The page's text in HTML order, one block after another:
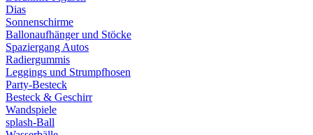
Dias
Sonnenschirme
Ballonaufhänger und Stöcke
Spaziergang Autos
Radiergummis
Leggings und Strumpfhosen
Party-Besteck
Besteck & Geschirr
Wandspiele
splash-Ball